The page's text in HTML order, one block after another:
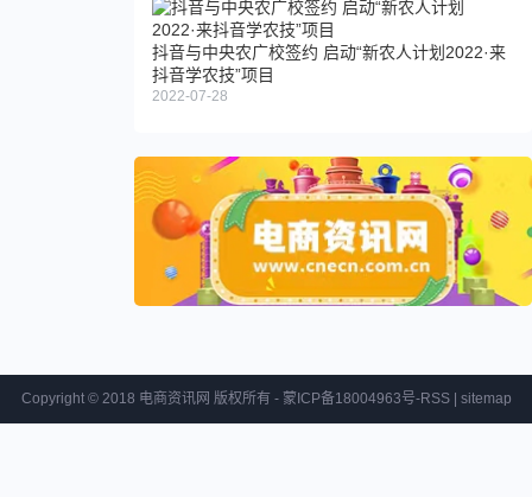
抖音与中央农广校签约 启动“新农人计划2022·来
抖音学农技”项目
2022-07-28
Copyright © 2018 电商资讯网 版权所有 - 蒙ICP备18004963号-RSS| sitemap